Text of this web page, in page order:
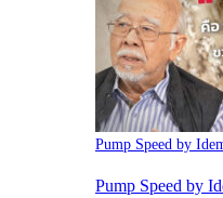
Pump Speed by
Pump Speed